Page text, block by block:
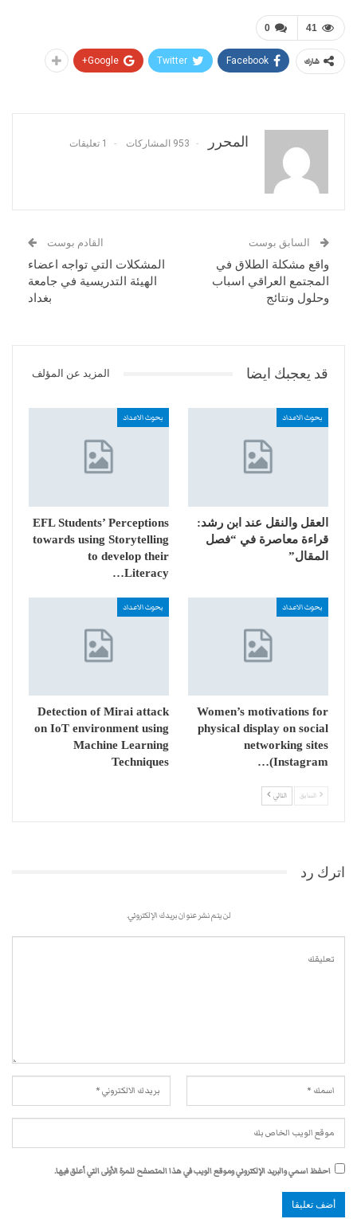
0 41
شارك Facebook
Twitter
Google+
المحرر 953 المشاركات 1 تعليقات
السابق بوست
واقع مشكلة الطلاق في
المجتمع العراقي اسباب
وحلول ونتائج
القادم بوست
المشكلات التي تواجه اعضاء
الهيئة التدريسية في جامعة
بغداد
قد يعجبك ايضا المزيد عن المؤلف
بحوث الاعداد
العقل والنقل عند ابن رشد:
قراءة معاصرة في “فصل
المقال”
بحوث الاعداد
EFL Students’ Perceptions
towards using Storytelling
to develop their
Literacy…
بحوث الاعداد
Women’s motivations for
physical display on social
networking sites
(Instagram…
بحوث الاعداد
Detection of Mirai attack
on IoT environment using
Machine Learning
Techniques
السابق التالي
اترك رد
لن يتم نشر عنوان بريدك الإلكتروني.
احفظ اسمي والبريد الإلكتروني وموقع الويب في هذا المتصفح للمرة الأولى التي أعلق فيها.